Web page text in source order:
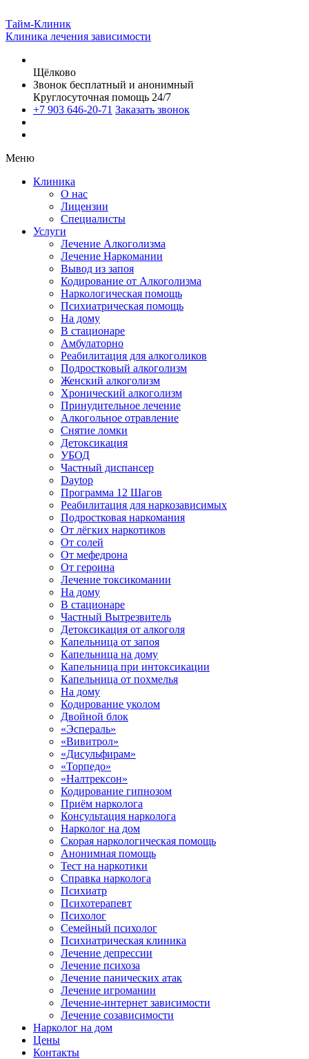
Тайм-Клиник
Клиника лечения зависимости
Щёлково
Звонок бесплатный и анонимный
Круглосуточная помощь 24/7
+7 903 646-20-71 Заказать звонок
Меню
Клиника
О нас
Лицензии
Специалисты
Услуги
Лечение Алкоголизма
Лечение Наркомании
Вывод из запоя
Кодирование от Алкоголизма
Наркологическая помощь
Психиатрическая помощь
На дому
В стационаре
Амбулаторно
Реабилитация для алкоголиков
Подростковый алкоголизм
Женский алкоголизм
Хронический алкоголизм
Принудительное лечение
Алкогольное отравление
Снятие ломки
Детоксикация
УБОД
Частный диспансер
Daytop
Программа 12 Шагов
Реабилитация для наркозависимых
Подростковая наркомания
От лёгких наркотиков
От солей
От мефедрона
От героина
Лечение токсикомании
На дому
В стационаре
Частный Вытрезвитель
Детоксикация от алкоголя
Капельница от запоя
Капельница на дому
Капельница при интоксикации
Капельница от похмелья
На дому
Кодирование уколом
Двойной блок
«Эспераль»
«Вивитрол»
«Дисульфирам»
«Торпедо»
«Налтрексон»
Кодирование гипнозом
Приём нарколога
Консультация нарколога
Нарколог на дом
Скорая наркологическая помощь
Анонимная помощь
Тест на наркотики
Справка нарколога
Психиатр
Психотерапевт
Психолог
Семейный психолог
Психиатрическая клиника
Лечение депрессии
Лечение психоза
Лечение панических атак
Лечение игромании
Лечение-интернет зависимости
Лечение созависимости
Нарколог на дом
Цены
Контакты